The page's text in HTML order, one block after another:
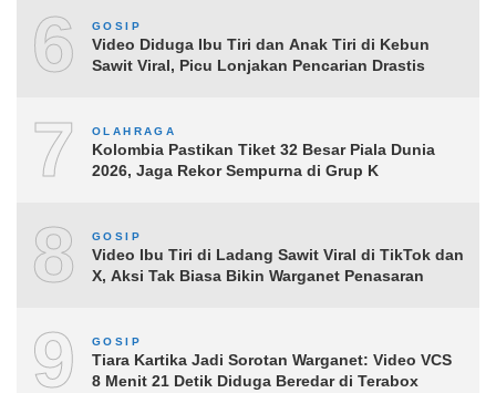
6 GOSIP
Video Diduga Ibu Tiri dan Anak Tiri di Kebun
Sawit Viral, Picu Lonjakan Pencarian Drastis
7 OLAHRAGA
Kolombia Pastikan Tiket 32 Besar Piala Dunia
2026, Jaga Rekor Sempurna di Grup K
8 GOSIP
Video Ibu Tiri di Ladang Sawit Viral di TikTok dan
X, Aksi Tak Biasa Bikin Warganet Penasaran
9 GOSIP
Tiara Kartika Jadi Sorotan Warganet: Video VCS
8 Menit 21 Detik Diduga Beredar di Terabox